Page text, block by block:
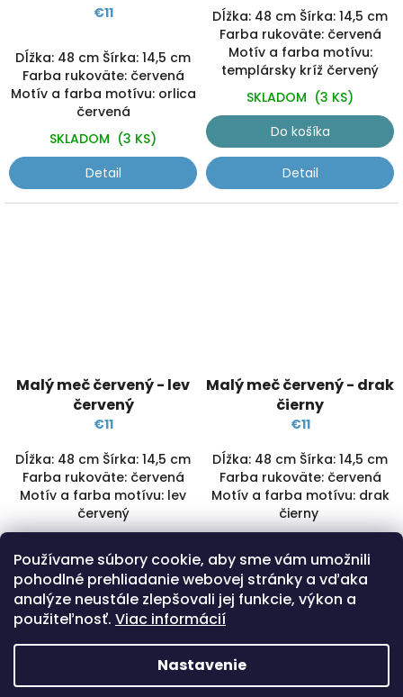
Používame súbory cookie, aby sme vám umožnili
pohodlné prehliadanie webovej stránky a vďaka
analýze neustále zlepšovali jej funkcie, výkon a
použiteľnosť. Viac informácií
Nastavenie
€11
Dĺžka: 48 cm Šírka: 14,5 cm
Farba rukoväte: červená
Motív a farba motívu: orlica
červená
SKLADOM (3 KS)
Detail
Dĺžka: 48 cm Šírka: 14,5 cm
Farba rukoväte: červená
Motív a farba motívu:
templársky kríž červený
SKLADOM (3 KS)
Do košíka
Detail
Malý meč červený - lev
červený
€11
Dĺžka: 48 cm Šírka: 14,5 cm
Farba rukoväte: červená
Motív a farba motívu: lev
červený
Detail
Malý meč červený - drak
čierny
€11
Dĺžka: 48 cm Šírka: 14,5 cm
Farba rukoväte: červená
Motív a farba motívu: drak
čierny
Detail
O
v
l
8položiek celkom